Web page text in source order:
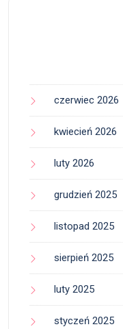
czerwiec 2026
kwiecień 2026
luty 2026
grudzień 2025
listopad 2025
sierpień 2025
luty 2025
styczeń 2025